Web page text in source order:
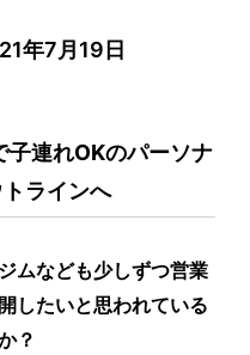
年7月19日
子連れOKのパーソナ
ラインへ
ムなども少しずつ営業
したいと思われている
？